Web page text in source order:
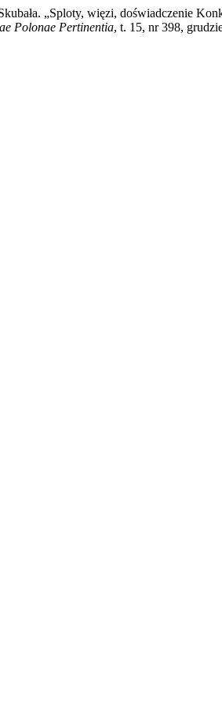
„Sploty, więzi, doświadczenie
Polonae Pertinentia, t. 15, nr 398,